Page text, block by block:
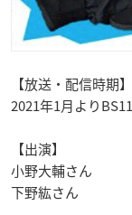
【放送・配信時期】
2021年1月より
【出演】
小野大輔さん
下野紘さん